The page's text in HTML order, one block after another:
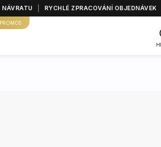
NÁVRATU RYCHLÉ ZPRACOVÁNÍ OBJEDNÁVEK